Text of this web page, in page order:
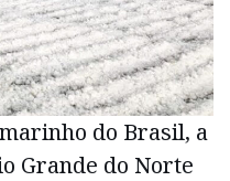
do Brasil, a
Grande do Norte